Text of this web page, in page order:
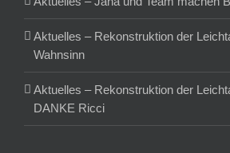
Aktuelles – Rekonstruktion der
Wahnsinn
Aktuelles – Rekonstruktion der
DANKE Ricci